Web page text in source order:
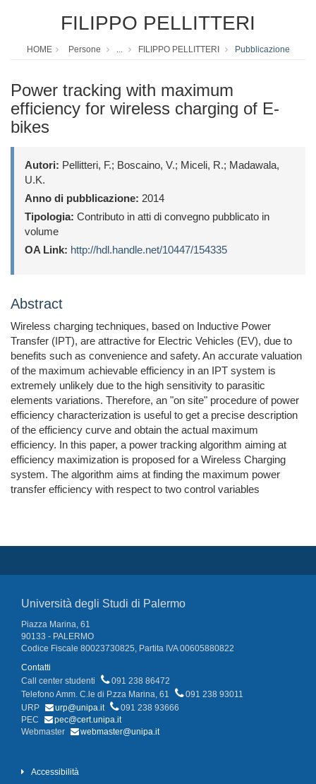
FILIPPO PELLITTERI
HOME Persone ... FILIPPO PELLITTERI Pubblicazione
Power tracking with maximum
efficiency for wireless charging of E-
bikes
Autori: Pellitteri, F.; Boscaino, V.; Miceli, R.; Madawala,
U.K.
Anno di pubblicazione: 2014
Tipologia: Contributo in atti di convegno pubblicato in
volume
OA Link: http://hdl.handle.net/10447/154335
Abstract
Wireless charging techniques, based on Inductive Power
Transfer (IPT), are attractive for Electric Vehicles (EV), due to
benefits such as convenience and safety. An accurate valuation
of the maximum achievable efficiency in an IPT system is
extremely unlikely due to the high sensitivity to parasitic
elements variations. Therefore, an "on site" procedure of power
efficiency characterization is useful to get a precise description
of the efficiency curve and obtain the actual maximum
efficiency. In this paper, a power tracking algorithm aiming at
efficiency maximization is proposed for a Wireless Charging
system. The algorithm aims at finding the maximum power
transfer efficiency with respect to two control variables
Università degli Studi di Palermo
Piazza Marina, 61
90133 - PALERMO
Codice Fiscale 80023730825, Partita IVA 00605880822
Contatti
Call center studenti
091 238 86472
Telefono Amm. C.le di P.zza Marina, 61
091 238 93011
URP
urp@unipa.it
091 238 93666
PEC
pec@cert.unipa.it
Webmaster
webmaster@unipa.it
Accessibilità